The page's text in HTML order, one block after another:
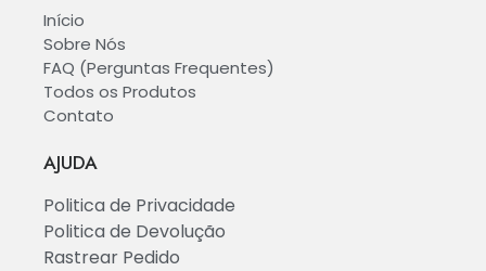
Início
Sobre Nós
FAQ (Perguntas Frequentes)
Todos os Produtos
Contato
AJUDA
Politica de Privacidade
Politica de Devolução
Rastrear Pedido